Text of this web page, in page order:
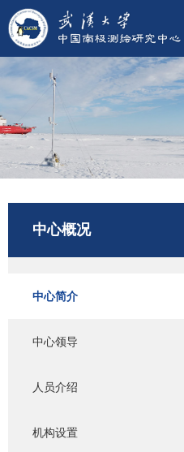
中心概况
中心简介
中心领导
人员介绍
机构设置